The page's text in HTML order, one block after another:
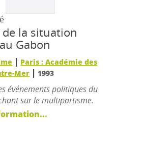
la situation
Gabon
| Paris : Académie des
Mer | 1993
événements politiques du
sur le multipartisme.